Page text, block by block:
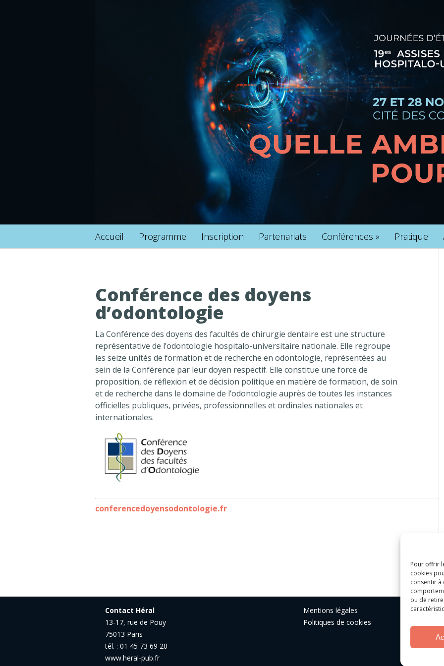
Pour offrir
cookies
consentir à
ou de
Accueil Programme Inscription Partenariats Conférences » Pratique
Conférence des doyens
d’odontologie
La Conférence des doyens des facultés de chirurgie dentaire est une structure
représentative de l’odontologie hospitalo-universitaire nationale. Elle regroupe
les seize unités de formation et de recherche en odontologie, représentées au
sein de la Conférence par leur doyen respectif. Elle constitue une force de
proposition, de réflexion et de décision politique en matière de formation, de soin
et de recherche dans le domaine de l’odontologie auprès de toutes les instances
officielles publiques, privées, professionnelles et ordinales nationales et
internationales.
conferencedoyensodontologie.fr
Contact Héral
13-17, rue de Pouy
75013 Paris
tél. : 01 45 73 69 20
www.heral-pub.fr
Mentions légales
Politiques de cookies